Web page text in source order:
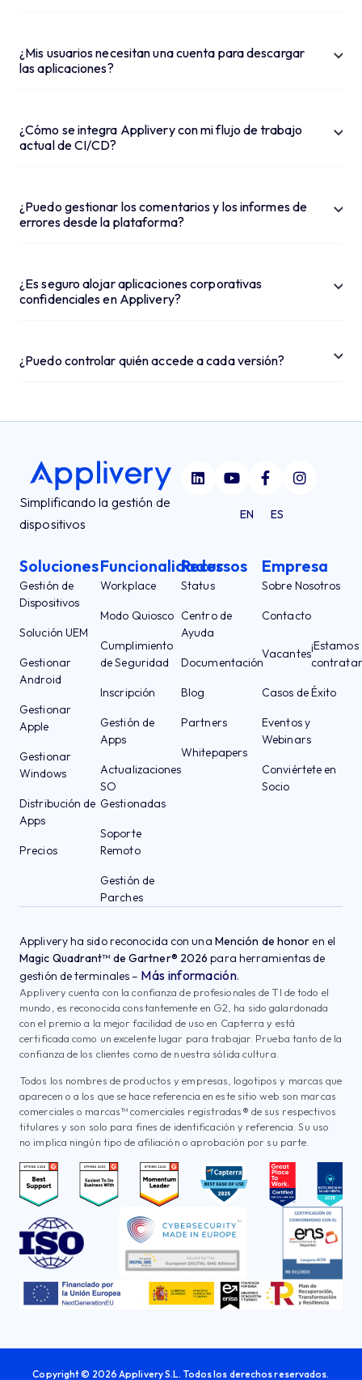
¿Mis usuarios necesitan una cuenta para descargar
las aplicaciones?
¿Cómo se integra Applivery con mi flujo de trabajo
actual de CI/CD?
¿Puedo gestionar los comentarios y los informes de
errores desde la plataforma?
¿Es seguro alojar aplicaciones corporativas
confidenciales en Applivery?
¿Puedo controlar quién accede a cada versión?
Simplificando la gestión de
dispositivos
EN ES
Soluciones
Gestión de
Dispositivos
Solución UEM
Gestionar
Android
Gestionar
Apple
Gestionar
Windows
Distribución de
Apps
Precios
Funcionalidades
Workplace
Modo Quiosco
Cumplimiento
de Seguridad
Inscripción
Gestión de
Apps
Actualizaciones
SO
Gestionadas
Soporte
Remoto
Gestión de
Parches
Recursos
Status
Centro de
Ayuda
Documentación
Blog
Partners
Whitepapers
Empresa
Sobre Nosotros
Contacto
Vacantes
¡Estamos
Casos de Éxito
Eventos y
Webinars
Conviértete en
Socio
Applivery ha sido reconocida con una Mención de honor en el
Magic Quadrant™ de Gartner® 2026 para herramientas de
gestión de terminales – Más información.
Applivery cuenta con la confianza de profesionales de TI de todo el
mundo, es reconocida constantemente en G2, ha sido galardonada
con el premio a la mejor facilidad de uso en Capterra y está
certificada como un excelente lugar para trabajar. Prueba tanto de la
confianza de los clientes como de nuestra sólida cultura.
Todos los nombres de productos y empresas, logotipos y marcas que
aparecen o a los que se hace referencia en este sitio web son marcas
comerciales o marcas™ comerciales registradas® de sus respectivos
titulares y son solo para fines de identificación y referencia. Su uso
no implica ningún tipo de afiliación o aprobación por su parte.
Copyright © 2026 Applivery S.L. Todos los derechos reservados.